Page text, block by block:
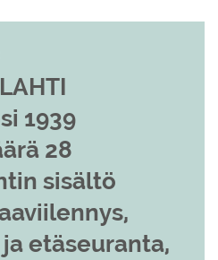
1939
28
sisältö
etäseuranta,